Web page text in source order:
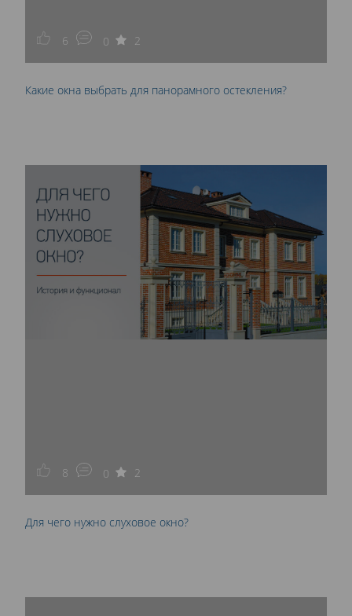
6 0 2
Какие окна выбрать для панорамного остекления?
8 0 2
Для чего нужно слуховое окно?